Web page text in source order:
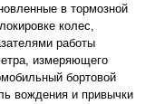
в тормозной
колес,
работы
измеряющего
бортовой
вождения и привычки